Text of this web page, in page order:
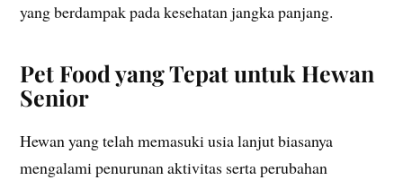
yang berdampak pada kesehatan jangka panjang.
Pet Food yang Tepat untuk Hewan
Senior
Hewan yang telah memasuki usia lanjut biasanya
mengalami penurunan aktivitas serta perubahan